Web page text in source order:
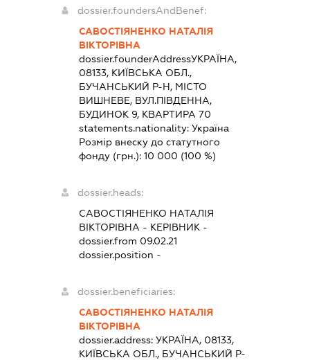
dossier.foundersAndBenef:
САВОСТІЯНЕНКО НАТАЛІЯ
ВІКТОРІВНА
dossier.founderAddressУКРАЇНА,
08133, КИЇВСЬКА ОБЛ.,
БУЧАНСЬКИЙ Р-Н, МІСТО
ВИШНЕВЕ, ВУЛ.ПІВДЕННА,
БУДИНОК 9, КВАРТИРА 70
statements.nationality: Україна
Розмір внеску до статутного
фонду (грн.): 10 000 (100 %)
dossier.heads:
САВОСТІЯНЕНКО НАТАЛІЯ
ВІКТОРІВНА - КЕРІВНИК -
dossier.from 09.02.21
dossier.position -
dossier.beneficiaries:
САВОСТІЯНЕНКО НАТАЛІЯ
ВІКТОРІВНА
dossier.address: УКРАЇНА, 08133,
КИЇВСЬКА ОБЛ., БУЧАНСЬКИЙ Р-